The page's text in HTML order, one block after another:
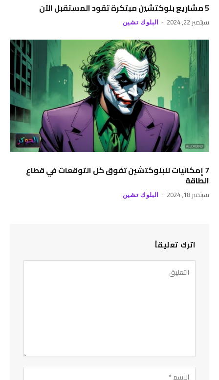
5 مشاريع بلوكتشين مبتكرة تقود المستقبل الآن
سبتمبر 22, 2024 البلوك تشين
7 إمكانيات للبلوكتشين تفوق كل التوقعات في قطاع
الطاقة
سبتمبر 18, 2024 البلوك تشين
اترك تعليقاً